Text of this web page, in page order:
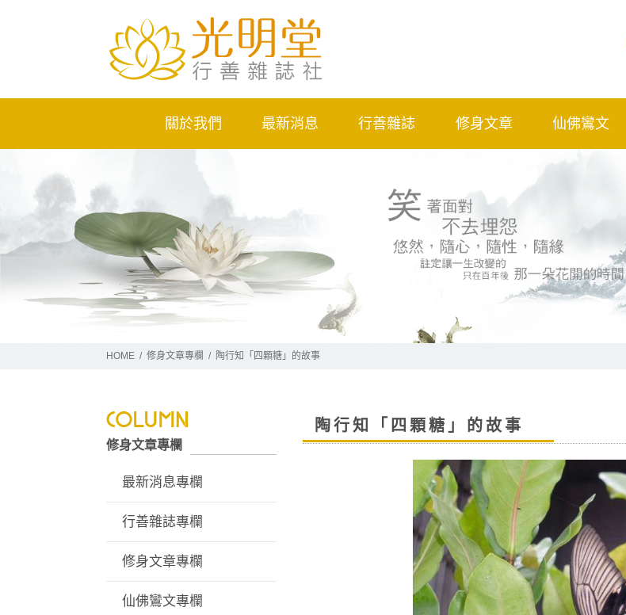
關於我們 最新消息 行善雜誌 修身文章 仙佛鸞文
HOME 修身文章專欄 陶行知「四顆糖」的故事
陶行知「四顆糖」的故事
修身文章專欄
最新消息專欄
行善雜誌專欄
修身文章專欄
仙佛鸞文專欄